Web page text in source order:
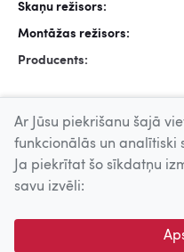
Skaņu režisors:
Montāžas režisors:
Producents:
© 2026 Nacionālais Kino
centrs. Sadarbības partneris:
Ar Jūsu piekrišanu šajā
funkcionālās un analītiski
Ja piekrītat šo sīkdatņu
savu izvēli: